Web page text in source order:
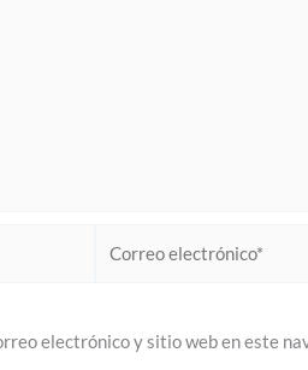
electrónico*
electrónico y sitio web en este